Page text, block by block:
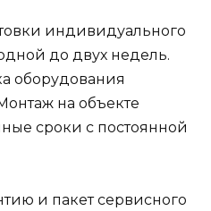
индивидуального
до двух недель.
оборудования
на объекте
сроки с постоянной
и пакет сервисного